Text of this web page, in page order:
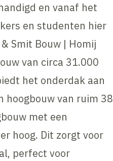
en vanaf het
en studenten hier
Smit Bouw | Homij
van circa 31.000
het onderdak aan
hoogbouw van ruim 38
met een
hoog. Dit zorgt voor
perfect voor